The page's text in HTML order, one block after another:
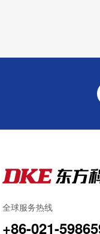
全球服务热线
+86-021-